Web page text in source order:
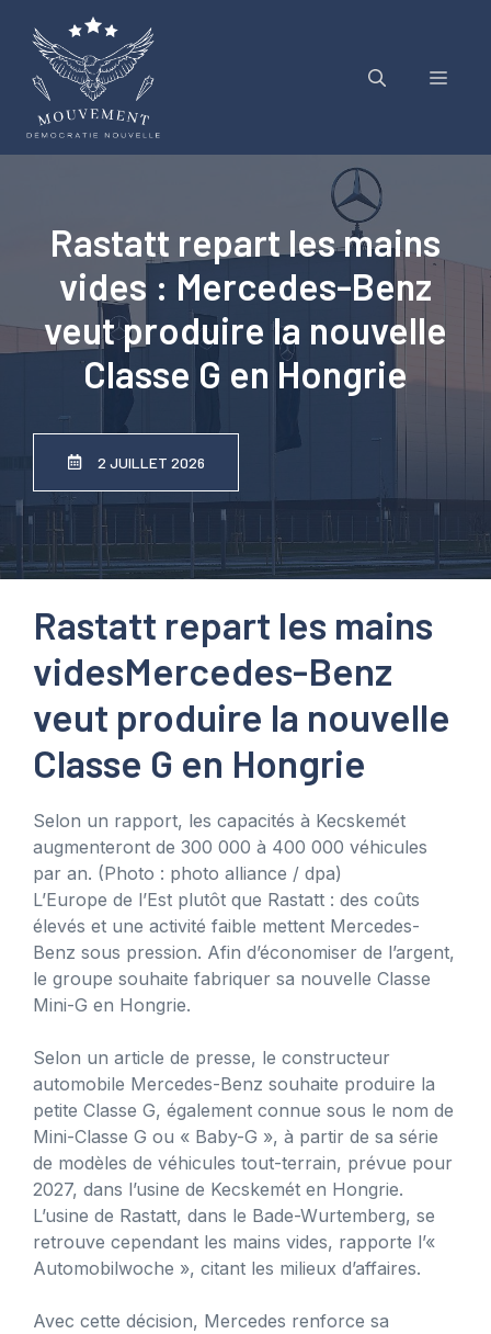
contenu
Menu
Rastatt repart les mains
vides : Mercedes-Benz
veut produire la nouvelle
Classe G en Hongrie
2 JUILLET 2026
Rastatt repart les mains
videsMercedes-Benz
veut produire la nouvelle
Classe G en Hongrie
Selon un rapport, les capacités à Kecskemét
augmenteront de 300 000 à 400 000 véhicules
par an. (Photo : photo alliance / dpa)
L’Europe de l’Est plutôt que Rastatt : des coûts
élevés et une activité faible mettent Mercedes-
Benz sous pression. Afin d’économiser de l’argent,
le groupe souhaite fabriquer sa nouvelle Classe
Mini-G en Hongrie.
Selon un article de presse, le constructeur
automobile Mercedes-Benz souhaite produire la
petite Classe G, également connue sous le nom de
Mini-Classe G ou « Baby-G », à partir de sa série
de modèles de véhicules tout-terrain, prévue pour
2027, dans l’usine de Kecskemét en Hongrie.
L’usine de Rastatt, dans le Bade-Wurtemberg, se
retrouve cependant les mains vides, rapporte l’«
Automobilwoche », citant les milieux d’affaires.
Avec cette décision, Mercedes renforce sa